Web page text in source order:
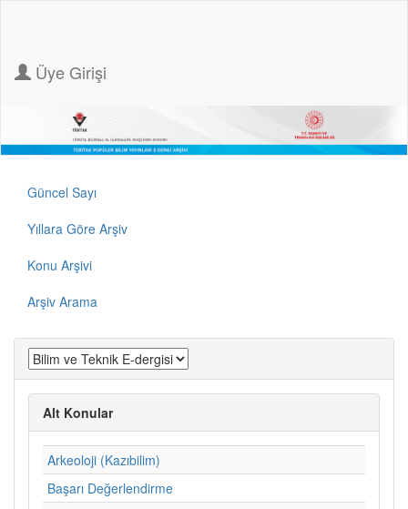
Üye Girişi
Güncel Sayı
Yıllara Göre Arşiv
Konu Arşivi
Arşiv Arama
Alt Konular
Arkeoloji (Kazıbilim)
Başarı Değerlendirme